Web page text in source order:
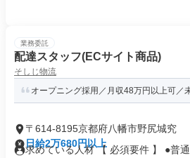
業務委託
配達スタッフ(ECサイト商品)
そしじ物流
オープニング採用／月収48万円以上可／
〒614-8195京都府八幡市野尻城究
日給2万680円以上
求めている人材 【 必須要件 】 ●普